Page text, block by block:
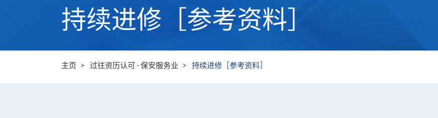
持续进修［参考资料］
主页 过往资历认可 - 保安服务业 持续进修［参考资料］